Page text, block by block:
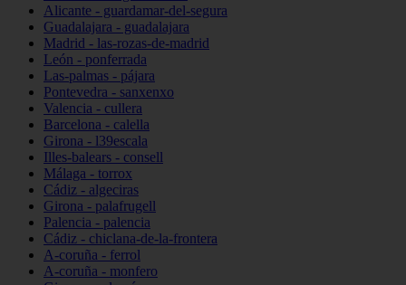
Alicante - guardamar-del-segura
Guadalajara - guadalajara
Madrid - las-rozas-de-madrid
León - ponferrada
Las-palmas - pájara
Pontevedra - sanxenxo
Valencia - cullera
Barcelona - calella
Girona - l39escala
Illes-balears - consell
Málaga - torrox
Cádiz - algeciras
Girona - palafrugell
Palencia - palencia
Cádiz - chiclana-de-la-frontera
A-coruña - ferrol
A-coruña - monfero